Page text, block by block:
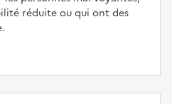
réduite ou qui ont des